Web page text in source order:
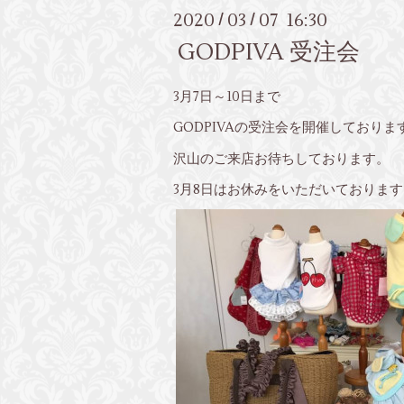
2020 / 03 / 07 16:30
GODPIVA 受注会
3月7日～10日まで
GODPIVAの受注会を開催しておりま
沢山のご来店お待ちしております。
3月8日はお休みをいただいておりま